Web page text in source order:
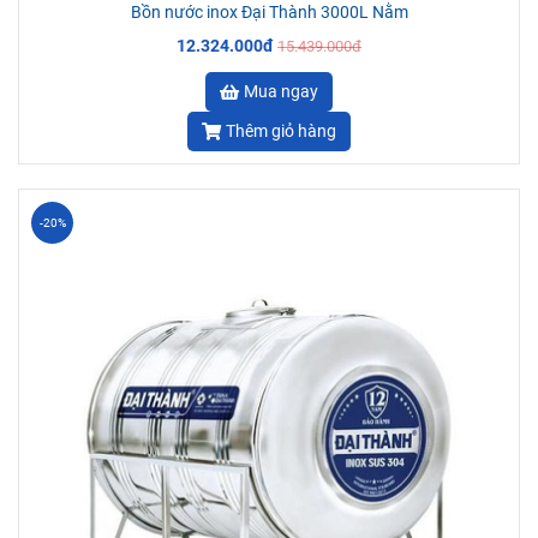
Bồn nước inox Đại Thành 3000L Nằm
12.324.000đ 15.439.000đ
Mua ngay
Thêm giỏ hàng
-20%